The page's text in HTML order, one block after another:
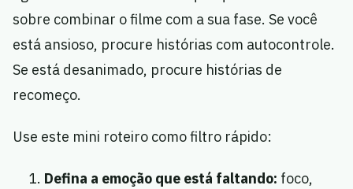
sobre combinar o filme com a sua fase. Se você
está ansioso, procure histórias com autocontrole.
Se está desanimado, procure histórias de
recomeço.
Use este mini roteiro como filtro rápido:
Defina a emoção que está faltando: foco,